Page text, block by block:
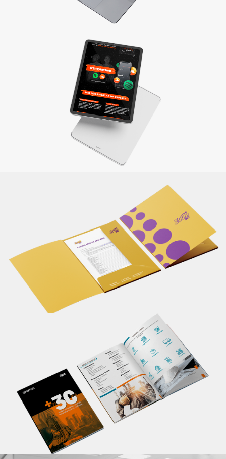
Materiais de apresentação e Mídia kit
Divulgue sua empresa com um material completo e
elaborado de maneira criativa, reforçando sua identidade e
a qualidade dos produtos/serviços oferecidos.
Não basta ser bom. Precisa mostrar que é! Elaboramos o
seu material de apresentação.
Apresente informações completas sobre seu
produto/serviço em um único lugar, de maneira
profissional. Um material personalizado impacta em
melhores resultados.
Saiba mais